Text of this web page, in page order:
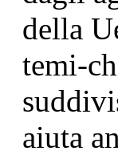
della
temi-
aiuta